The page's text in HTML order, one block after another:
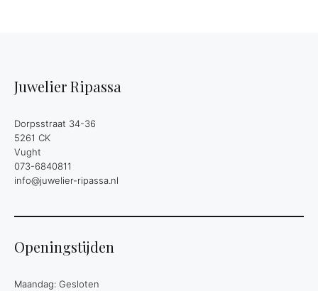
Juwelier Ripassa
Dorpsstraat 34-36
5261 CK
Vught
073-6840811
info@juwelier-ripassa.nl
Openingstijden
Maandag: Gesloten